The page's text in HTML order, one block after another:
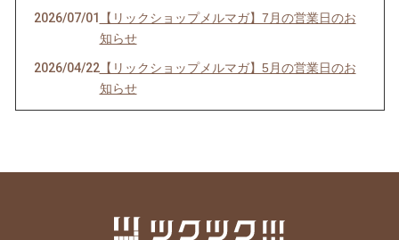
2026/07/01
【リックショップメルマガ】7月の営業日のお
知らせ
2026/04/22【リックショップメルマガ】5月の営業日のお
知らせ
【リックショップメルマガ】働き盛りの皆さん